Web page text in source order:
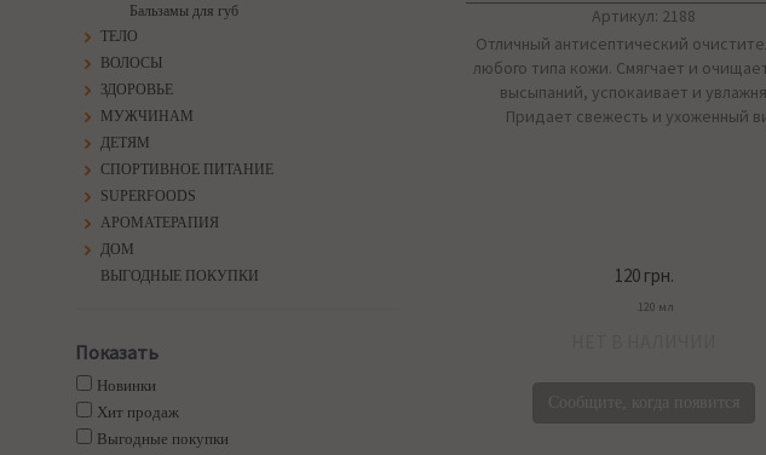
Бальзамы для губ
ТЕЛО
ВОЛОСЫ
ЗДОРОВЬЕ
МУЖЧИНАМ
ДЕТЯМ
СПОРТИВНОЕ ПИТАНИЕ
SUPERFOODS
АРОМАТЕРАПИЯ
ДОМ
ВЫГОДНЫЕ ПОКУПКИ
Показать
Новинки
Хит продаж
Выгодные покупки
Артикул: 2188
Отличный антисептический
любого типа кожи. Смягчает и
высыпаний, успокаивает и
Придает свежесть и ухоженный
120 грн.
120 мл